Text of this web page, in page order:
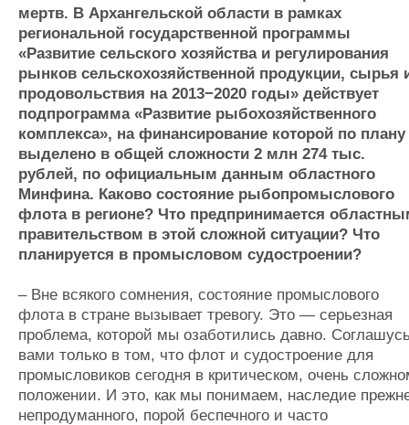
мертв. В Архангельской области в рамках
региональной государственной программы
«Развитие сельского хозяйства и регулирования
рынков сельскохозяйственной продукции, сырья
продовольствия на 2013−2020 годы» действует
подпрограмма «Развитие рыбохозяйственного
комплекса», на финансирование которой по плану
выделено в общей сложности 2 млн 274 тыс.
рублей, по официальным данным областного
Минфина. Каково состояние рыбопромыслового
флота в регионе? Что предпринимается
правительством в этой сложной ситуации? Что
планируется в промысловом судостроении?
– Вне всякого сомнения, состояние промыслового
флота в стране вызывает тревогу. Это — серьезная
проблема, которой мы озаботились давно.
вами только в том, что флот и судостроение для
промысловиков сегодня в критическом, очень
положении. И это, как мы понимаем, наследие
непродуманного, порой беспечного и часто